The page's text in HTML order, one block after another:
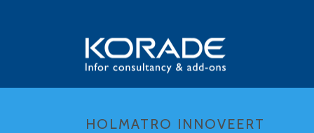
HOLMATRO INNOVEERT